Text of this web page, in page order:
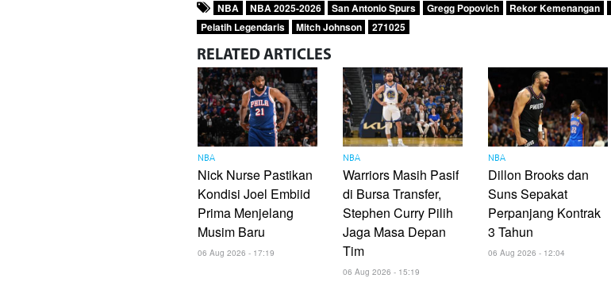
NBA NBA 2025-2026 San Antonio Spurs Gregg Popovich Rekor Kemenangan
Pelatih Legendaris
Mitch Johnson 271025
RELATED ARTICLES
NBA
Nick Nurse Pastikan
Kondisi Joel Embiid
Prima Menjelang
Musim Baru
06 Aug 2026 - 17:19
NBA
Warriors Masih Pasif
di Bursa Transfer,
Stephen Curry Pilih
Jaga Masa Depan
Tim
06 Aug 2026 - 15:19
NBA
Dillon Brooks dan
Suns Sepakat
Perpanjang Kontrak
3 Tahun
06 Aug 2026 - 12:04